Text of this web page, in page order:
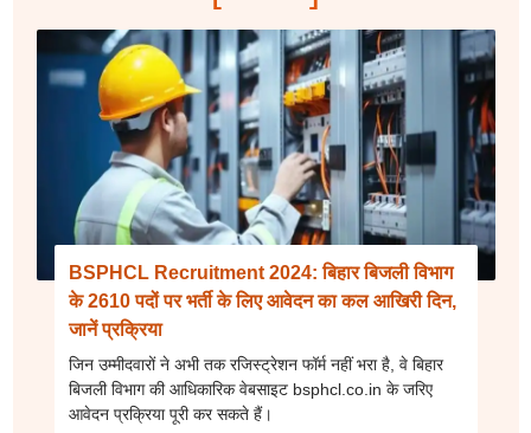
BSPHCL Recruitment 2024: बिहार बिजली विभाग
के 2610 पदों पर भर्ती के लिए आवेदन का कल आखिरी दिन,
जानें प्रक्रिया
जिन उम्मीदवारों ने अभी तक रजिस्ट्रेशन फॉर्म नहीं भरा है, वे बिहार
बिजली विभाग की आधिकारिक वेबसाइट bsphcl.co.in के जरिए
आवेदन प्रक्रिया पूरी कर सकते हैं।